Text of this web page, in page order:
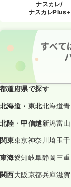
ナスカレ/
ナスカレPlus+
都道府県で探す
北海道・東北北海道
北陸・甲信越新潟富山
関東東京神奈川埼玉
東海愛知岐阜静岡三重
関西大阪京都兵庫滋賀